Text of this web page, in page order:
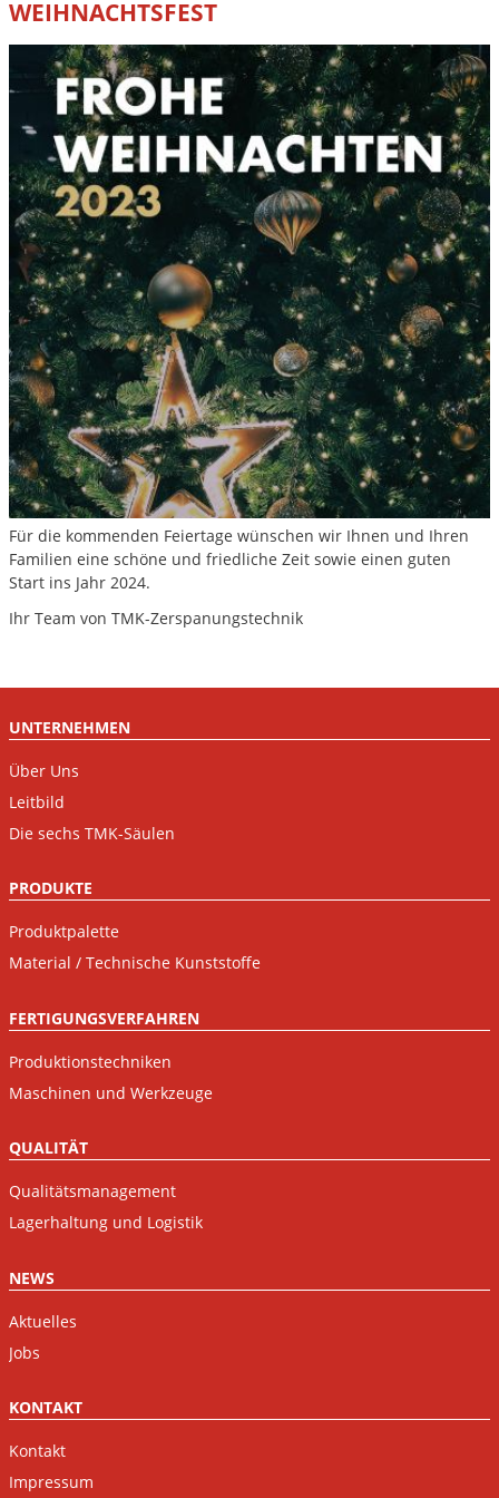
WEIHNACHTSFEST
Für die kommenden Feiertage wünschen wir Ihnen und Ihren
Familien eine schöne und friedliche Zeit sowie einen guten
Start ins Jahr 2024.
Ihr Team von TMK-Zerspanungstechnik
UNTERNEHMEN
Über Uns
Leitbild
Die sechs TMK-Säulen
PRODUKTE
Produktpalette
Material / Technische Kunststoffe
FERTIGUNGSVERFAHREN
Produktionstechniken
Maschinen und Werkzeuge
QUALITÄT
Qualitätsmanagement
Lagerhaltung und Logistik
NEWS
Aktuelles
Jobs
KONTAKT
Kontakt
Impressum